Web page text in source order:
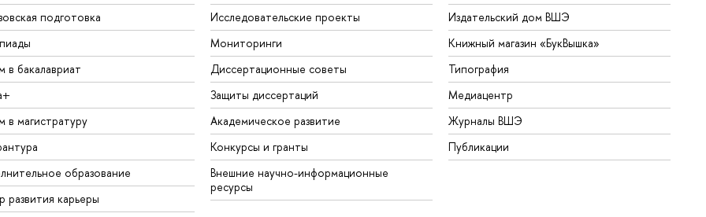
подготовка
в бакалавриат
в магистратуру
образование
развития карьеры
Исследовательские проекты
Мониторинги
Диссертационные советы
Защиты диссертаций
Академическое развитие
Конкурсы и гранты
Внешние научно-информационные
ресурсы
Издательский дом ВШЭ
Книжный магазин «БукВышка»
Типография
Медиацентр
Журналы ВШЭ
Публикации